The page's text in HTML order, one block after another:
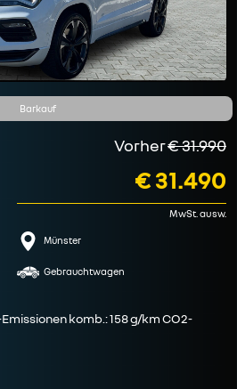
Barkauf
Vorher€ 31.990
€ 31.490
MwSt. ausw.
Münster
Gebrauchtwagen
komb.: 158 g/km CO2-